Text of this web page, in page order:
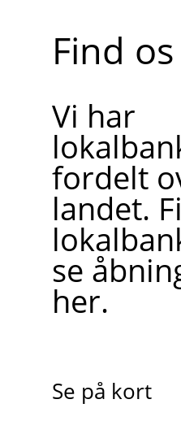
Find os
Vi har
fordelt
landet.
se
her.
Se på kort